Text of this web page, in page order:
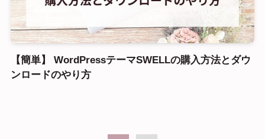
【簡単】 WordPressテーマSWELLの購入方法とダウ
ンロードのやり方